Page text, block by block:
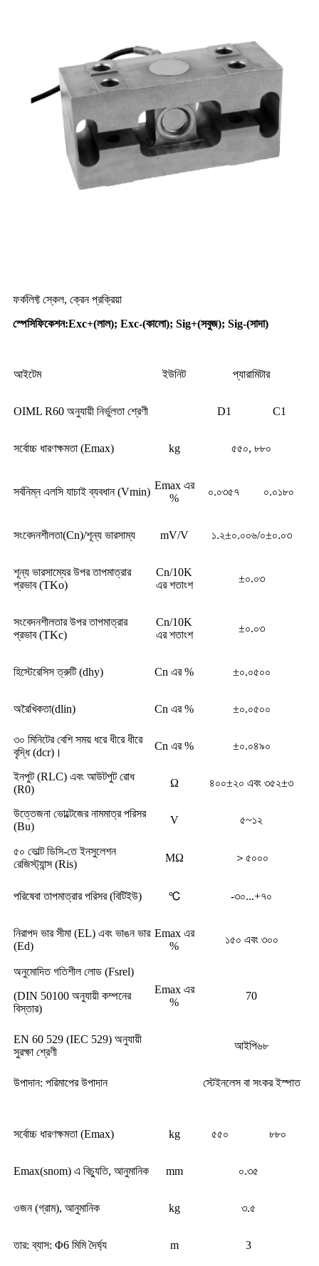
ফর্কলিফ্ট স্কেল, ক্রেন প্রক্রিয়া
স্পেসিফিকেশন:Exc+(লাল); Exc-(কালো); Sig+(সবুজ); Sig-(সাদা)
আইটেম ইউনিট প্যারামিটার
OIML R60 অনুযায়ী নির্ভুলতা শ্রেণী D1 C1
সর্বোচ্চ ধারণক্ষমতা (Emax) kg ৫৫০, ৮৮০
সর্বনিম্ন এলসি যাচাই ব্যবধান (Vmin)
Emax এর
%
০.০৩৫৭ ০.০১৮০
সংবেদনশীলতা(Cn)/শূন্য ভারসাম্য mV/V ১.২±০.০০৬/০±০.০৩
শূন্য ভারসাম্যের উপর তাপমাত্রার
প্রভাব (TKo)
Cn/10K
এর শতাংশ
±০.০৩
সংবেদনশীলতার উপর তাপমাত্রার
প্রভাব (TKc)
Cn/10K
এর শতাংশ
±০.০৩
হিস্টেরেসিস ত্রুটি (dhy) Cn এর % ±০.০৫০০
অরৈখিকতা(dlin) Cn এর % ±০.০৫০০
৩০ মিনিটের বেশি সময় ধরে ধীরে ধীরে
বৃদ্ধি (dcr)।
Cn এর % ±০.০৪৯০
ইনপুট (RLC) এবং আউটপুট রোধ
(R0)
Ω ৪০০±২০ এবং ৩৫২±৩
উত্তেজনা ভোল্টেজের নামমাত্র পরিসর
(Bu)
V ৫~১২
৫০ ভোল্ট ডিসি-তে ইনসুলেশন
রেজিস্ট্যান্স (Ris)
MΩ ＞৫০০০
পরিষেবা তাপমাত্রার পরিসর (বিটিইউ) ℃ -৩০...+৭০
নিরাপদ ভার সীমা (EL) এবং ভাঙন ভার
(Ed)
Emax এর
%
১৫০ এবং ৩০০
অনুমোদিত গতিশীল লোড (Fsrel)
(DIN 50100 অনুযায়ী কম্পনের
বিস্তার)
Emax এর
%
70
EN 60 529 (IEC 529) অনুযায়ী
সুরক্ষা শ্রেণী
আইপি৬৮
উপাদান: পরিমাপের উপাদান স্টেইনলেস বা সংকর ইস্পাত
সর্বোচ্চ ধারণক্ষমতা (Emax) kg ৫৫০ ৮৮০
Emax(snom) এ বিচ্যুতি, আনুমানিক mm ০.৩৫
ওজন (গ্রাম), আনুমানিক kg ৩.৫
তার: ব্যাস: Φ6 মিমি দৈর্ঘ্য m 3